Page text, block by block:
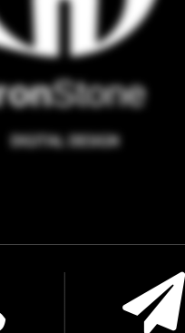
Stone
DIGITAL DESIGN
